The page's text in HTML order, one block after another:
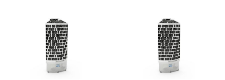
7-11-m3
7-12-m3
7-14-m3
7-8-m3
242
250 Ft.